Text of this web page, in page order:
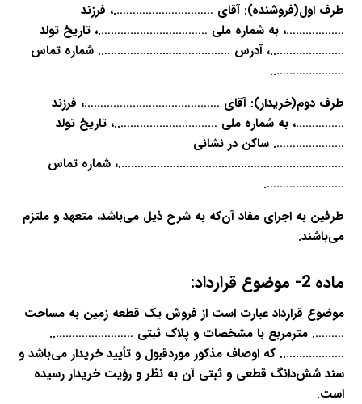
طرف اول(فروشنده): آقای ………………………….، فرزند
………………، به شماره ملی …………………………….، تاریخ تولد
…………………..، آدرس ………………………………….. شماره تماس
…………………..
طرف دوم(خریدار): آقای ……………………………………، فرزند
……………، به شماره ملی …………………………..، تاریخ تولد
…………………. ساکن در نشانی
…………………………………………………………….، شماره تماس
…………………….
طرفین به اجرای مفاد آن‌که به شرح ذیل می‌باشد، متعهد و ملتزم
می‌باشند.
ماده 2- موضوع قرارداد:
موضوع قرارداد عبارت است از فروش یک قطعه زمین به مساحت
………. مترمربع با مشخصات و پلاک ثبتی ……………………..
……………….. که اوصاف مذکور موردقبول و تأیید خریدار می‌باشد و
سند شش‌دانگ قطعی و ثبتی آن به نظر و رؤیت خریدار رسیده
است.